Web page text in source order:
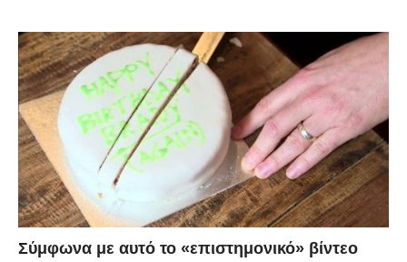
Σύμφωνα με αυτό το «επιστημονικό» βίντεο